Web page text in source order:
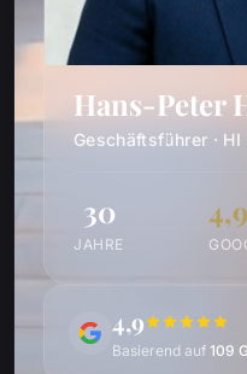
Hans-Peter
Geschäftsführer ·
30
JAHRE
4,9
Basierend auf 109